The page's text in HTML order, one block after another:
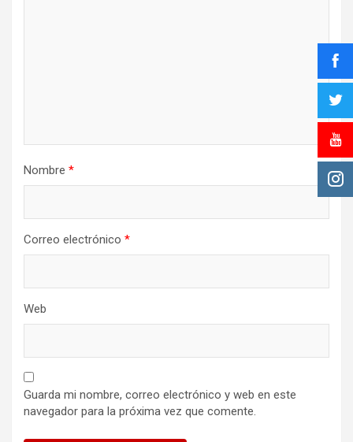
Nombre *
Correo electrónico *
Web
Guarda mi nombre, correo electrónico y web en este
navegador para la próxima vez que comente.